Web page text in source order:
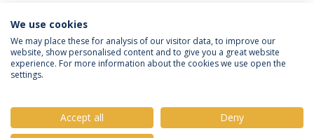
COORDENADORES
Política de Privacidade
Termos e Condições
We use cookies
We may place these for analysis of our visitor data, to improve our
website, show personalised content and to give you a great website
experience. For more information about the cookies we use open the
settings.
Accept all
Deny